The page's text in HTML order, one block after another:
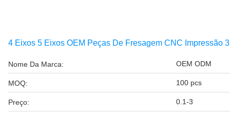
4 Eixos 5 Eixos OEM Peças De Fresagem CNC Impressão
Nome Da Marca: OEM ODM
MOQ: 100 pcs
Preço: 0.1-3